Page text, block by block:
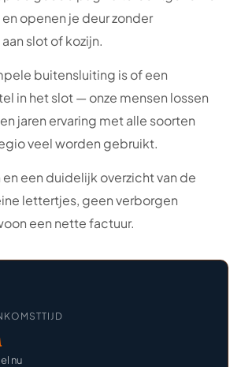
openen je deur zonder
slot of kozijn.
buitensluiting is of een
in het slot — onze mensen lossen
jaren ervaring met alle soorten
veel worden gebruikt.
een duidelijk overzicht van de
lettertjes, geen verborgen
een nette factuur.
nu